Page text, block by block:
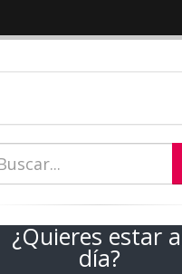
¿Quieres estar
día?